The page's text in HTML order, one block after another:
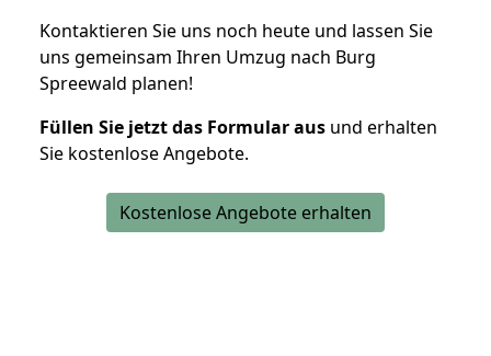
Kontaktieren Sie uns noch heute und lassen Sie
uns gemeinsam Ihren Umzug nach Burg
Spreewald planen!
Füllen Sie jetzt das Formular aus und erhalten
Sie kostenlose Angebote.
Kostenlose Angebote erhalten